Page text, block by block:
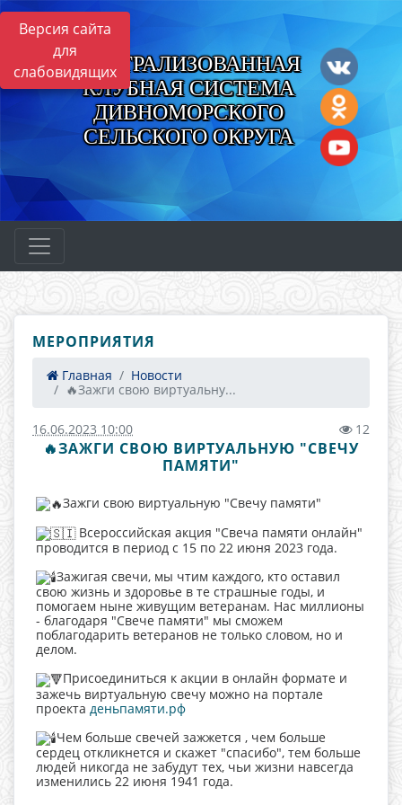
Версия сайта
для
слабовидящихЦЕНТРАЛИЗОВАННАЯ
КЛУБНАЯ СИСТЕМА
ДИВНОМОРСКОГО
СЕЛЬСКОГО ОКРУГА
МЕРОПРИЯТИЯ
Главная
Новости
🔥Зажги свою виртуальну...
16.06.2023 10:00 12
🔥ЗАЖГИ СВОЮ ВИРТУАЛЬНУЮ "СВЕЧУ
ПАМЯТИ"
Зажги свою виртуальную "Свечу памяти"
Всероссийская акция "Свеча памяти онлайн"
проводится в период с 15 по 22 июня 2023 года.
Зажигая свечи, мы чтим каждого, кто оставил
свою жизнь и здоровье в те страшные годы, и
помогаем ныне живущим ветеранам. Нас миллионы
- благодаря "Свече памяти" мы сможем
поблагодарить ветеранов не только словом, но и
делом.
Присоединиться к акции в онлайн формате и
зажечь виртуальную свечу можно на портале
проекта деньпамяти.рф
Чем больше свечей зажжется , чем больше
сердец откликнется и скажет "спасибо", тем больше
людей никогда не забудут тех, чьи жизни навсегда
изменились 22 июня 1941 года.